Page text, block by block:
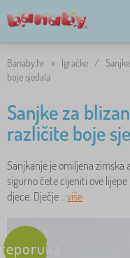
Banaby.hr » Igračke / Sanjke
boje sjedala
Sanjke za
različite boje
Sanjkanje je omiljena zimska
sigurno ćete cijeniti ove
djece. Dječje .. više